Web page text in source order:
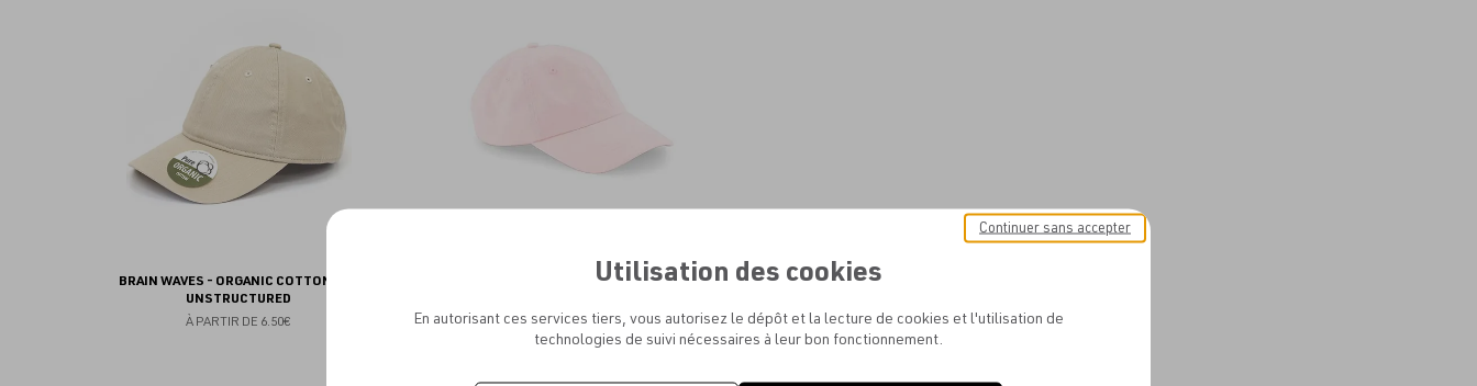
BRAIN WAVES - ORGANIC COTTON CAP
UNSTRUCTURED
À PARTIR DE 6.50€
BEECHFIELD - LOW PROFILE 6 PANEL DAD CAPUtilisation des cookies
En autorisant ces services tiers, vous autorisez le dépôt et la lecture de cookies et l'utilisation de
technologies de suivi nécessaires à leur bon fonctionnement.
Continuer sans accepter